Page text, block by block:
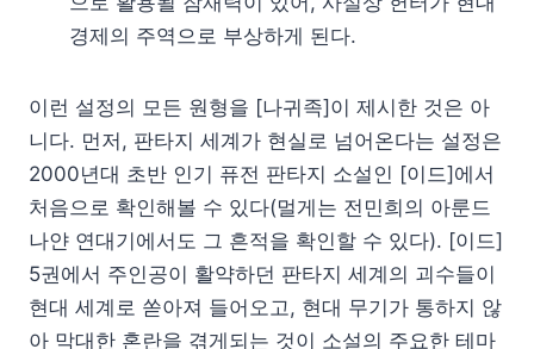
경제의 주역으로 부상하게 된다.
이런 설정의 모든 원형을 [나귀족]이 제시한 것은 아
니다. 먼저, 판타지 세계가 현실로 넘어온다는 설정은
2000년대 초반 인기 퓨전 판타지 소설인 [이드]에서
처음으로 확인해볼 수 있다(멀게는 전민희의 아룬드
나얀 연대기에서도 그 흔적을 확인할 수 있다). [이드]
5권에서 주인공이 활약하던 판타지 세계의 괴수들이
현대 세계로 쏟아져 들어오고, 현대 무기가 통하지 않
아 막대한 혼란을 겪게되는 것이 소설의 주요한 테마